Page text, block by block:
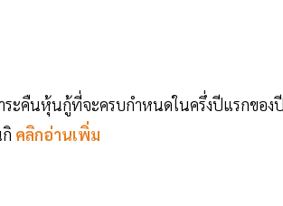
ระคืนหุ้นกู้ที่จะครบกำหนดในครึ่งปีแรกของ
คลิกอ่านเพิ่ม